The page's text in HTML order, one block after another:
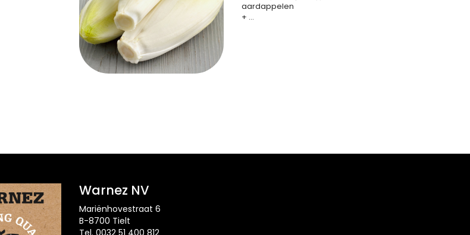
aardappelen
+ ...
Warnez NV
Mariënhovestraat 6
B-8700 Tielt
Tel. 0032 51 400 812